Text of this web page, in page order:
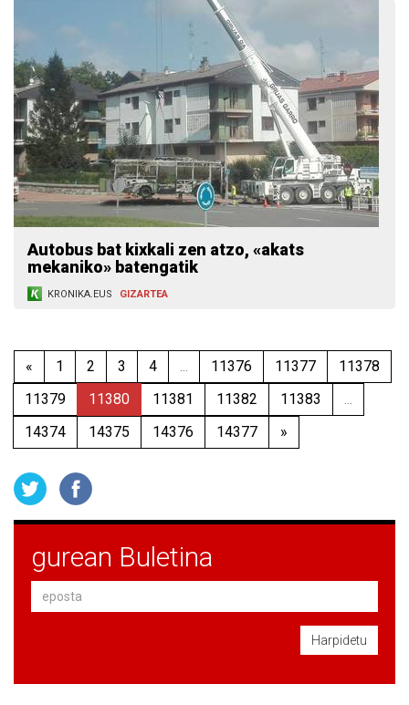
Autobus bat kixkali zen atzo, «akats
mekaniko» batengatik
KRONIKA.EUS GIZARTEA
« 1 2 3 4 ... 11376 11377
11378
11379
11380 11381 11382 11383
...
14374
14375 14376 14377 »
gurean Buletina
Harpidetu